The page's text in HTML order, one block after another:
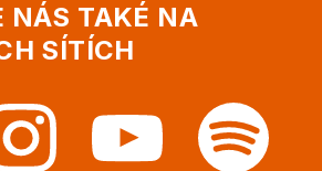
NÁS TAKÉ NA
SÍTÍCH